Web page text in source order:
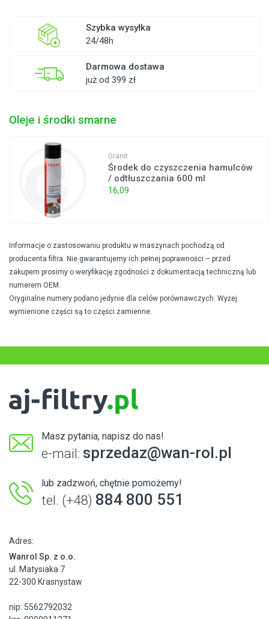
Szybka wysyłka
24/48h
Darmowa dostawa
już od 399 zł
Oleje i środki smarne
Granit
Środek do czyszczenia hamulców
/ odtłuszczania 600 ml
16,09
Informacje o zastosowaniu produktu w maszynach pochodzą od
producenta filtra. Nie gwarantujemy ich pełnej poprawności – przed
zakupem prosimy o weryfikację zgodności z dokumentacją techniczną lub
numerem OEM.
Oryginalne numery podano jedynie dla celów porównawczych. Wyżej
wymienione części są to części zamienne.
Masz pytania, napisz do nas!
e-mail: sprzedaz@wan-rol.pl
lub zadzwoń, chętnie pomożemy!
tel. (+48) 884 800 551
Adres:
Wanrol Sp. z o.o.
ul. Matysiaka 7
22-300 Krasnystaw
nip: 5562792032